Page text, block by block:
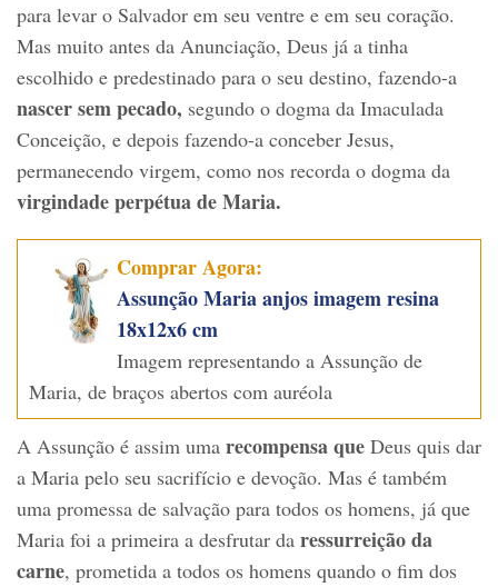
para levar o Salvador em seu ventre e em seu coração.
Mas muito antes da Anunciação, Deus já a tinha
escolhido e predestinado para o seu destino, fazendo-a
nascer sem pecado, segundo o dogma da Imaculada
Conceição, e depois fazendo-a conceber Jesus,
permanecendo virgem, como nos recorda o dogma da
virgindade perpétua de Maria.
Comprar Agora:
Assunção Maria anjos imagem resina
18x12x6 cm
Imagem representando a Assunção de
Maria, de braços abertos com auréola
A Assunção é assim uma recompensa que Deus quis dar
a Maria pelo seu sacrifício e devoção. Mas é também
uma promessa de salvação para todos os homens, já que
Maria foi a primeira a desfrutar da ressurreição da
carne, prometida a todos os homens quando o fim dos